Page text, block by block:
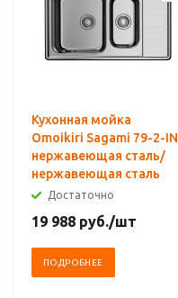
Кухонная мойка
Omoikiri Sagami 79-2-IN
нержавеющая сталь/
нержавеющая сталь
Достаточно
19 988 руб./шт
ПОДРОБНЕЕ